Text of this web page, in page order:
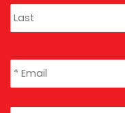
Email *
Phone *